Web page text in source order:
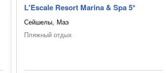
L'Escale Resort Marina & Spa 5*
Сейшелы Маэ
Пляжный отдых